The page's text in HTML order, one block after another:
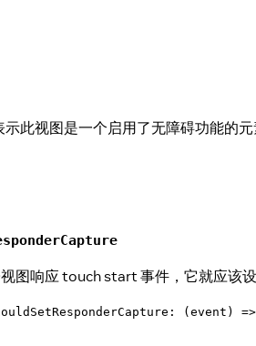
此视图是一个启用了无障碍功能的
图响应 touch start 事件，它就应该